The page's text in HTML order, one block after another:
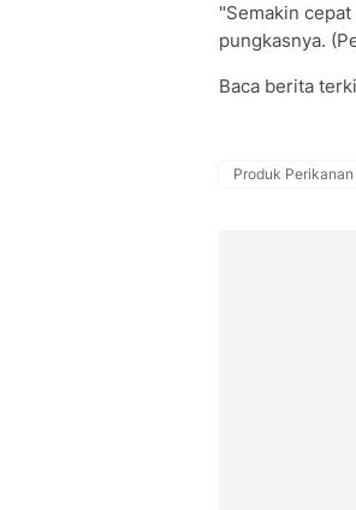
"Semakin
pungkasnya.
Baca berita
Produk